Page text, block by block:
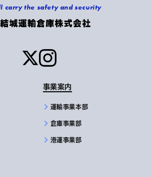
carry the safety and security
事業案内
運輸事業本部
倉庫事業部
港運事業部